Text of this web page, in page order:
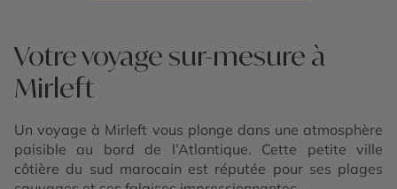
Votre voyage sur-mesure à
Mirleft
Un voyage à Mirleft vous plonge dans une atmosphère
paisible au bord de l’Atlantique. Cette petite ville
côtière du sud marocain est réputée pour ses plages